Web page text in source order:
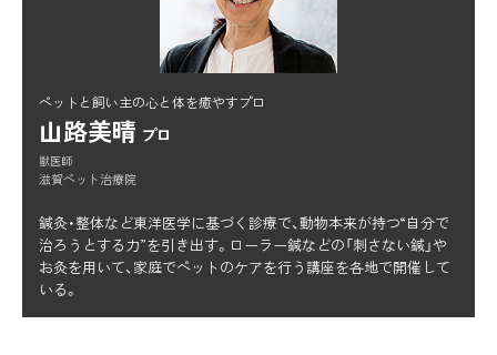
ペットと飼い主の心と体を癒やすプロ
山路美晴 プロ
獣医師
滋賀ペット治療院
鍼灸・整体など東洋医学に基づく診療で、動物本来が持つ“自分で
治ろうとする力”を引き出す。ローラー鍼などの「刺さない鍼」や
お灸を用いて、家庭でペットのケアを行う講座を各地で開催して
いる。